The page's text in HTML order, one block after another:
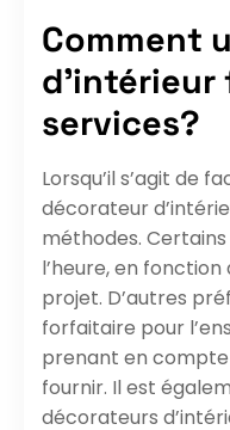
Comment
services?
Lorsqu’il s’agit de
décorateur
méthodes.
l’heure, en
projet. D’autres
forfaitaire pour
prenant en compte
fournir. Il est
décorateurs